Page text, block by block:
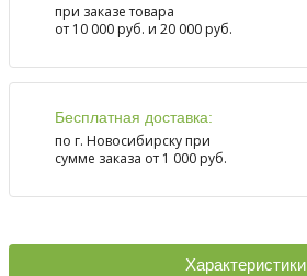
при заказе товара
от 10 000 руб. и 20 000 руб.
Бесплатная доставка:
по г. Новосибирску при
сумме заказа от 1 000 руб.
Характеристики